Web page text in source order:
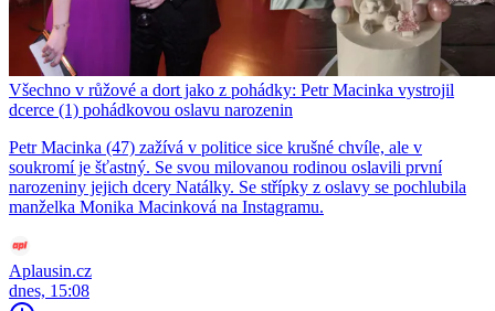
Všechno v růžové a dort jako z pohádky: Petr Macinka vystrojil
dcerce (1) pohádkovou oslavu narozenin
Petr Macinka (47) zažívá v politice sice krušné chvíle, ale v
soukromí je šťastný. Se svou milovanou rodinou oslavili první
narozeniny jejich dcery Natálky. Se střípky z oslavy se pochlubila
manželka Monika Macinková na Instagramu.
Aplausin.cz
dnes, 15:08